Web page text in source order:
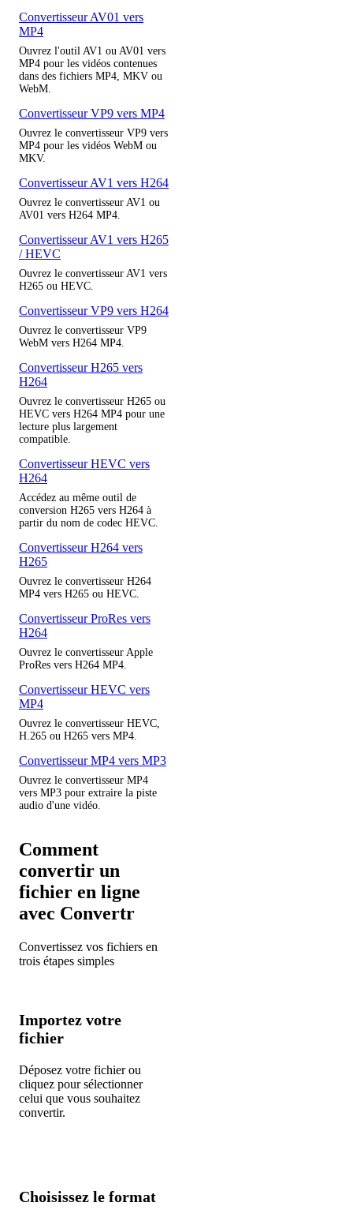
Convertisseur AV01 vers
MP4
Ouvrez l'outil AV1 ou AV01 vers
MP4 pour les vidéos contenues
dans des fichiers MP4, MKV ou
WebM.
Convertisseur VP9 vers MP4
Ouvrez le convertisseur VP9 vers
MP4 pour les vidéos WebM ou
MKV.
Convertisseur AV1 vers H264
Ouvrez le convertisseur AV1 ou
AV01 vers H264 MP4.
Convertisseur AV1 vers H265
/ HEVC
Ouvrez le convertisseur AV1 vers
H265 ou HEVC.
Convertisseur VP9 vers H264
Ouvrez le convertisseur VP9
WebM vers H264 MP4.
Convertisseur H265 vers
H264
Ouvrez le convertisseur H265 ou
HEVC vers H264 MP4 pour une
lecture plus largement
compatible.
Convertisseur HEVC vers
H264
Accédez au même outil de
conversion H265 vers H264 à
partir du nom de codec HEVC.
Convertisseur H264 vers
H265
Ouvrez le convertisseur H264
MP4 vers H265 ou HEVC.
Convertisseur ProRes vers
H264
Ouvrez le convertisseur Apple
ProRes vers H264 MP4.
Convertisseur HEVC vers
MP4
Ouvrez le convertisseur HEVC,
H.265 ou H265 vers MP4.
Convertisseur MP4 vers MP3
Ouvrez le convertisseur MP4
vers MP3 pour extraire la piste
audio d'une vidéo.
Comment
convertir un
fichier en ligne
avec Convertr
Convertissez vos fichiers en
trois étapes simples
Importez votre
fichier
Déposez votre fichier ou
cliquez pour sélectionner
celui que vous souhaitez
convertir.
Choisissez le format